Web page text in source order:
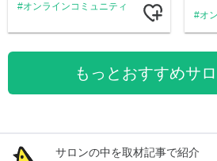
オンラインコミュニティ
オ
もっとおすすめサ
サロンの中を取材記事で紹介